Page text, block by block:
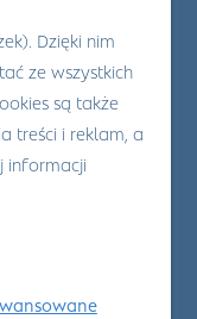
Dzięki nim
ze wszystkich
są także
treści i reklam, a
informacji